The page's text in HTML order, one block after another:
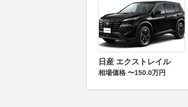
日産 エクストレイル
相場価格 〜150.0万円